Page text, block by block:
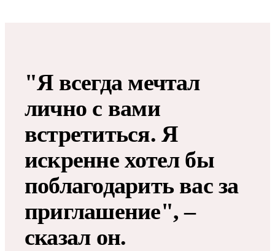
"Я всегда мечтал
лично с вами
встретиться. Я
искренне хотел бы
поблагодарить вас за
приглашение", –
сказал он.